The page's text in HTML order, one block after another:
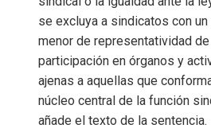
se excluya a sindicatos con
menor de representatividad
participación en órganos y
ajenas a aquellas que
núcleo central de la función
añade el texto de la sentencia.